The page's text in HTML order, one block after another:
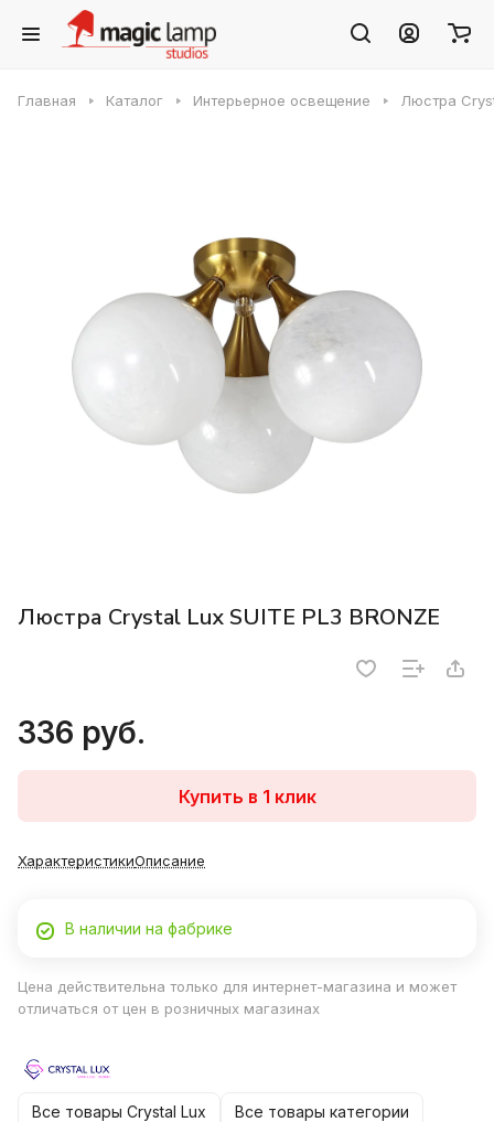
Главная Каталог Интерьерное освещение Люстра
Люстра Crystal Lux SUITE PL3 BRONZE
336 руб.
Купить в 1 клик
ХарактеристикиОписание
В наличии на фабрике
Цена действительна только для интернет-магазина и может
отличаться от цен в розничных магазинах
Все товары Crystal Lux Все товары категории